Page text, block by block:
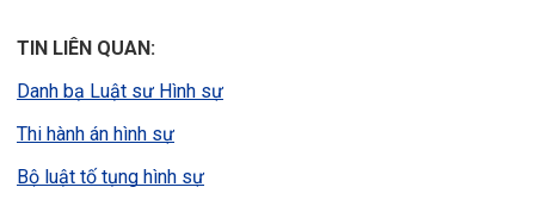
TIN LIÊN QUAN:
Danh bạ Luật sư Hình sự
Thi hành án hình sự
Bộ luật tố tụng hình sự